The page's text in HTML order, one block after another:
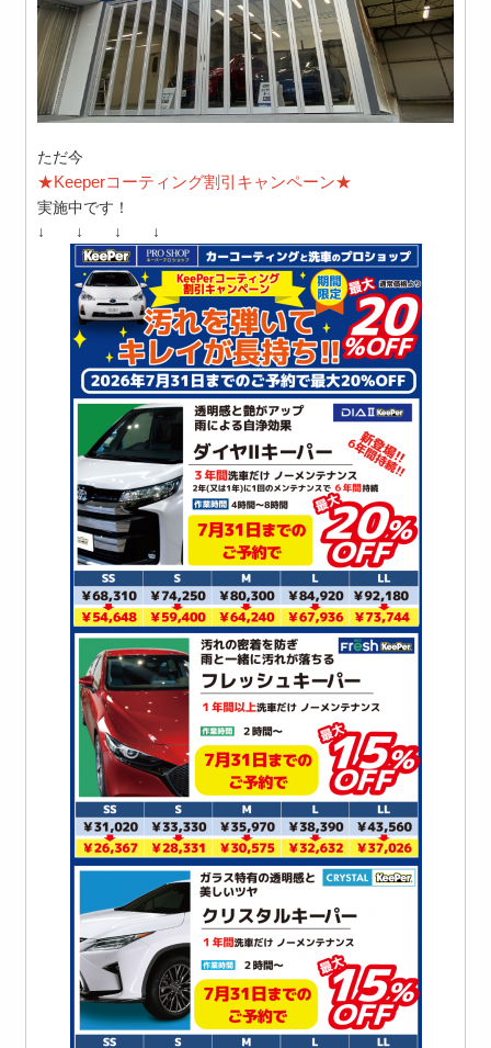
ただ今
★Keeperコーティング割引キャンペーン★
実施中です！
↓ ↓ ↓ ↓